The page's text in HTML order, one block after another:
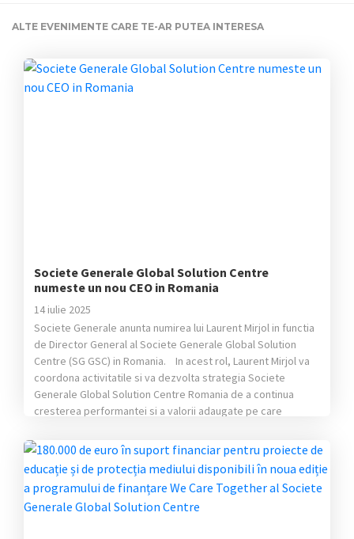
ALTE EVENIMENTE CARE TE-AR PUTEA INTERESA
Societe Generale Global Solution Centre
numeste un nou CEO in Romania
14 iulie 2025
Societe Generale anunta numirea lui Laurent Mirjol in functia
de Director General al Societe Generale Global Solution
Centre (SG GSC) in Romania. In acest rol, Laurent Mirjol va
coordona activitatile si va dezvolta strategia Societe
Generale Global Solution Centre Romania de a continua
cresterea performantei si a valorii adaugate pe care